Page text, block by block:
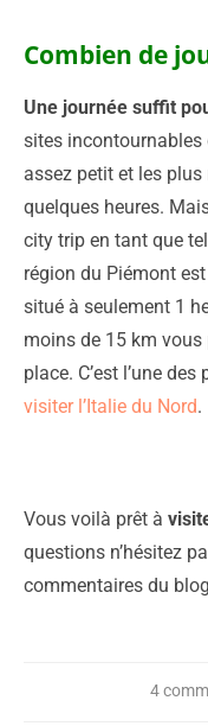
Combien de
Une journée suffit
sites incontournables
assez petit et les
quelques heures.
city trip en tant que
région du Piémont
situé à seulement 1
moins de 15 km vous
place. C’est l’une
visiter l’Italie du Nord.
Vous voilà prêt à
questions n’hésitez
commentaires du
4